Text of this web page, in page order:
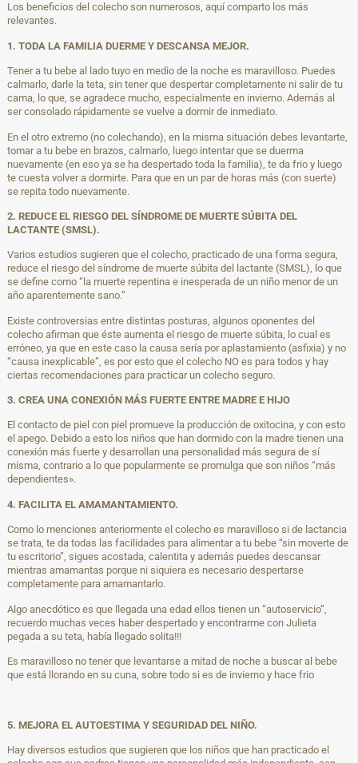
Los beneficios del colecho son numerosos, aquí comparto los más
relevantes.
1. TODA LA FAMILIA DUERME Y DESCANSA MEJOR.
Tener a tu bebe al lado tuyo en medio de la noche es maravilloso. Puedes
calmarlo, darle la teta, sin tener que despertar completamente ni salir de tu
cama, lo que, se agradece mucho, especialmente en invierno. Además al
ser consolado rápidamente se vuelve a dormir de inmediato.
En el otro extremo (no colechando), en la misma situación debes levantarte,
tomar a tu bebe en brazos, calmarlo, luego intentar que se duerma
nuevamente (en eso ya se ha despertado toda la familia), te da frio y luego
te cuesta volver a dormirte. Para que en un par de horas más (con suerte)
se repita todo nuevamente.
2. REDUCE EL RIESGO DEL SÍNDROME DE MUERTE SÚBITA DEL
LACTANTE (SMSL).
Varios estudios sugieren que el colecho, practicado de una forma segura,
reduce el riesgo del síndrome de muerte súbita del lactante (SMSL), lo que
se define como “la muerte repentina e inesperada de un niño menor de un
año aparentemente sano.”
Existe controversias entre distintas posturas, algunos oponentes del
colecho afirman que éste aumenta el riesgo de muerte súbita, lo cual es
erróneo, ya que en este caso la causa sería por aplastamiento (asfixia) y no
“causa inexplicable”, es por esto que el colecho NO es para todos y hay
ciertas recomendaciones para practicar un colecho seguro.
3. CREA UNA CONEXIÓN MÁS FUERTE ENTRE MADRE E HIJO
El contacto de piel con piel promueve la producción de oxitocina, y con esto
el apego. Debido a esto los niños que han dormido con la madre tienen una
conexión más fuerte y desarrollan una personalidad más segura de sí
misma, contrario a lo que popularmente se promulga que son niños “más
dependientes».
4. FACILITA EL AMAMANTAMIENTO.
Como lo menciones anteriormente el colecho es maravilloso si de lactancia
se trata, te da todas las facilidades para alimentar a tu bebe “sin moverte de
tu escritorio”, sigues acostada, calentita y además puedes descansar
mientras amamantas porque ni siquiera es necesario despertarse
completamente para amamantarlo.
Algo anecdótico es que llegada una edad ellos tienen un “autoservicio”,
recuerdo muchas veces haber despertado y encontrarme con Julieta
pegada a su teta, había llegado solita!!!
Es maravilloso no tener que levantarse a mitad de noche a buscar al bebe
que está llorando en su cuna, sobre todo si es de invierno y hace frio
5. MEJORA EL AUTOESTIMA Y SEGURIDAD DEL NIÑO.
Hay diversos estudios que sugieren que los niños que han practicado el